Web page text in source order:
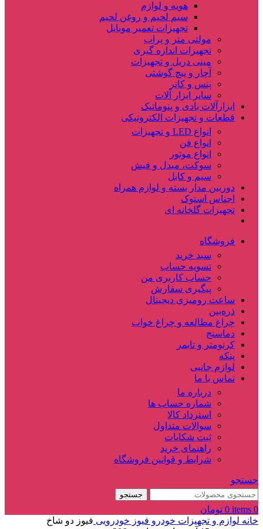
هویه و لوازم
سیم لحیم و روغن لحیم
تجهیزات تعمیر موبایل
مولتی متر و پراب
تجهیزات اندازه گیری
مینی دریل و تجهیزات
آچار و پیچ گوشتی
پنس و کاتر
سایر ابزار آلات
ابزارآلات بادی و پنوماتیک
قطعات و تجهیزات الکترونیکی
انواع LED و تجهیزات
انواع فن
انواع موتور
سوکت، مبدل و فیش
سیم و کابل
دوربین مدار بسته و لوازم همراه
اجناس استوک
تجهیزات گلخانه ای
فروشگاه
سبد خرید
تسویه حساب
حساب کاربری من
پیگیری سفارش
ساعت‌ رومیزی دیجیتال
ذره‌بین‌
چراغ مطالعه و چراغ خواب
دماسنج‌
کرنومتر و تایمر
پنکه
لوازم جانبی
تماس با ما
درباره ما
شماره حساب ها
استرداد کالا
سوالات متداول
ثبت شکایات
راهنمای خرید
شرایط و قوانین فروشگاه
جستجو
جستجو
0
items
0 تومان
خانه لوازم و تجهیزات خودرو فیوز خودرویی فیوز دو شاخ